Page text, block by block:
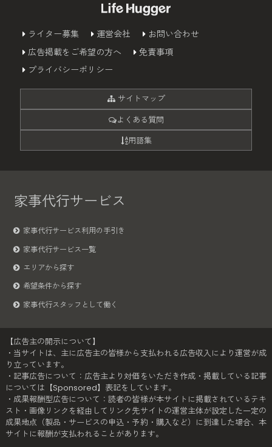
ライター募集 運営会社
お問い合わせ
広告掲載をご希望の方へ
免責事項
プライバシーポリシー
サイトマップ
よくある質問
用語集
家事代行サービス
家事代行サービス利用の手引き
家事代行サービス一覧
エリアから探す
希望条件から探す
家事代行スタッフとして働く
【広告主の開示について】
・当サイトは、主に広告主の皆様から支払われる広告収入により運営が成
り立っています。
・記事広告について：広告主より対価をいただき作成・掲載している記事
については【Sponsored】表記をしています。
・成果報酬型広告について：読者の皆様が本サイトに掲載されているテキ
スト・画像リンクを経由してリンク先サイトの運営主体が設定した一定の
成果地点（製品・サービスの申込・予約・購入など）に到達した場合、本
サイトに報酬が支払われることがあります。